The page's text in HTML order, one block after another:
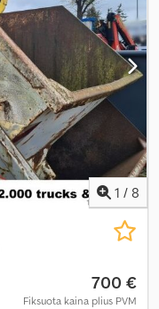
1 / 8
700 €
Fiksuota kaina plius PVM